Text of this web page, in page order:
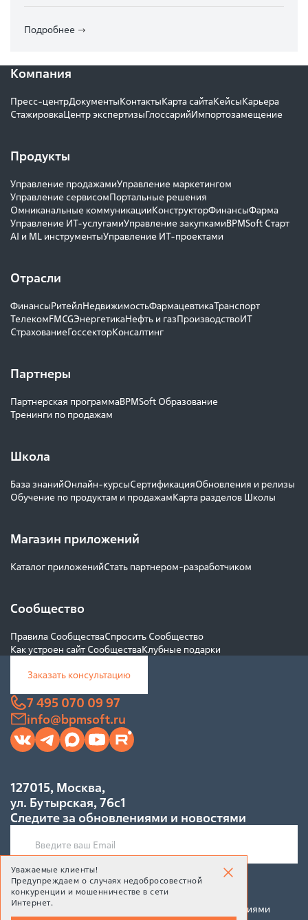
Подробнее
Компания
Пресс-центрДокументыКонтактыКарта сайтаКейсыКарьера
СтажировкаЦентр экспертизыГлоссарийИмпортозамещение
Продукты
Управление продажамиУправление маркетингом
Управление сервисомПортальные решения
Омниканальные коммуникацииКонструкторФинансыФарма
Управление ИТ-услугамиУправление закупкамиBPMSoft Старт
AI и ML инструментыУправление ИТ-проектами
Отрасли
ФинансыРитейлНедвижимостьФармацевтикаТранспорт
ТелекомFMCGЭнергетикаНефть и газПроизводствоИТ
СтрахованиеГоссекторКонсалтинг
Партнеры
Партнерская программаBPMSoft Образование
Тренинги по продажам
Школа
База знанийОнлайн-курсыСертификацияОбновления и релизы
Обучение по продуктам и продажамКарта разделов Школы
Магазин приложений
Каталог приложенийСтать партнером-разработчиком
Сообщество
Правила СообществаСпросить Сообщество
Как устроен сайт СообществаКлубные подарки
Заказать консультацию
7 495 070 09 97
info@bpmsoft.ru
127015, Москва,
ул. Бутырская, 76с1
Следите за обновлениями и новостями
Подписаться
Подписываясь на рассылку, Вы соглашаетесь c условиями
Уважаемые клиенты!
Предупреждаем о случаях недобросовестной
конкуренции и мошенничестве в сети
Интернет.